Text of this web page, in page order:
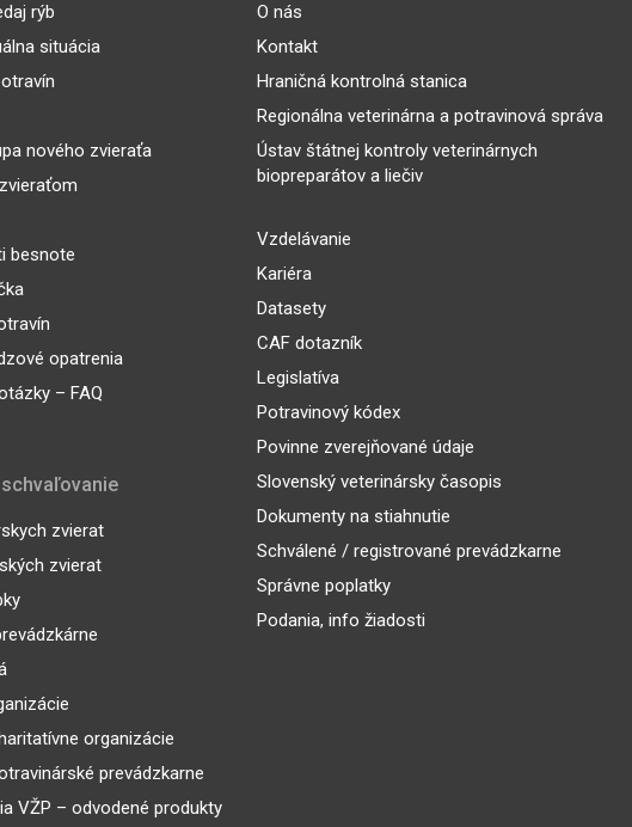
rýb
situácia
nového zvieraťa
besnote
opatrenia
– FAQ
zvierat
zvierat
organizácie
prevádzkarne
VŽP – odvodené produkty
O nás
Kontakt
Hraničná kontrolná stanica
Regionálna veterinárna a potravinová správa
Ústav štátnej kontroly veterinárnych
biopreparátov a liečiv
Vzdelávanie
Kariéra
Datasety
CAF dotazník
Legislatíva
Potravinový kódex
Povinne zverejňované údaje
Slovenský veterinársky časopis
Dokumenty na stiahnutie
Schválené / registrované prevádzkarne
Správne poplatky
Podania, info žiadosti